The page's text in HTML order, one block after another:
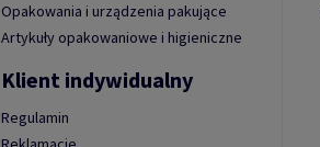
Opakowania i urządzenia pakujące
Artykuły opakowaniowe i higieniczne
Klient indywidualny
Regulamin